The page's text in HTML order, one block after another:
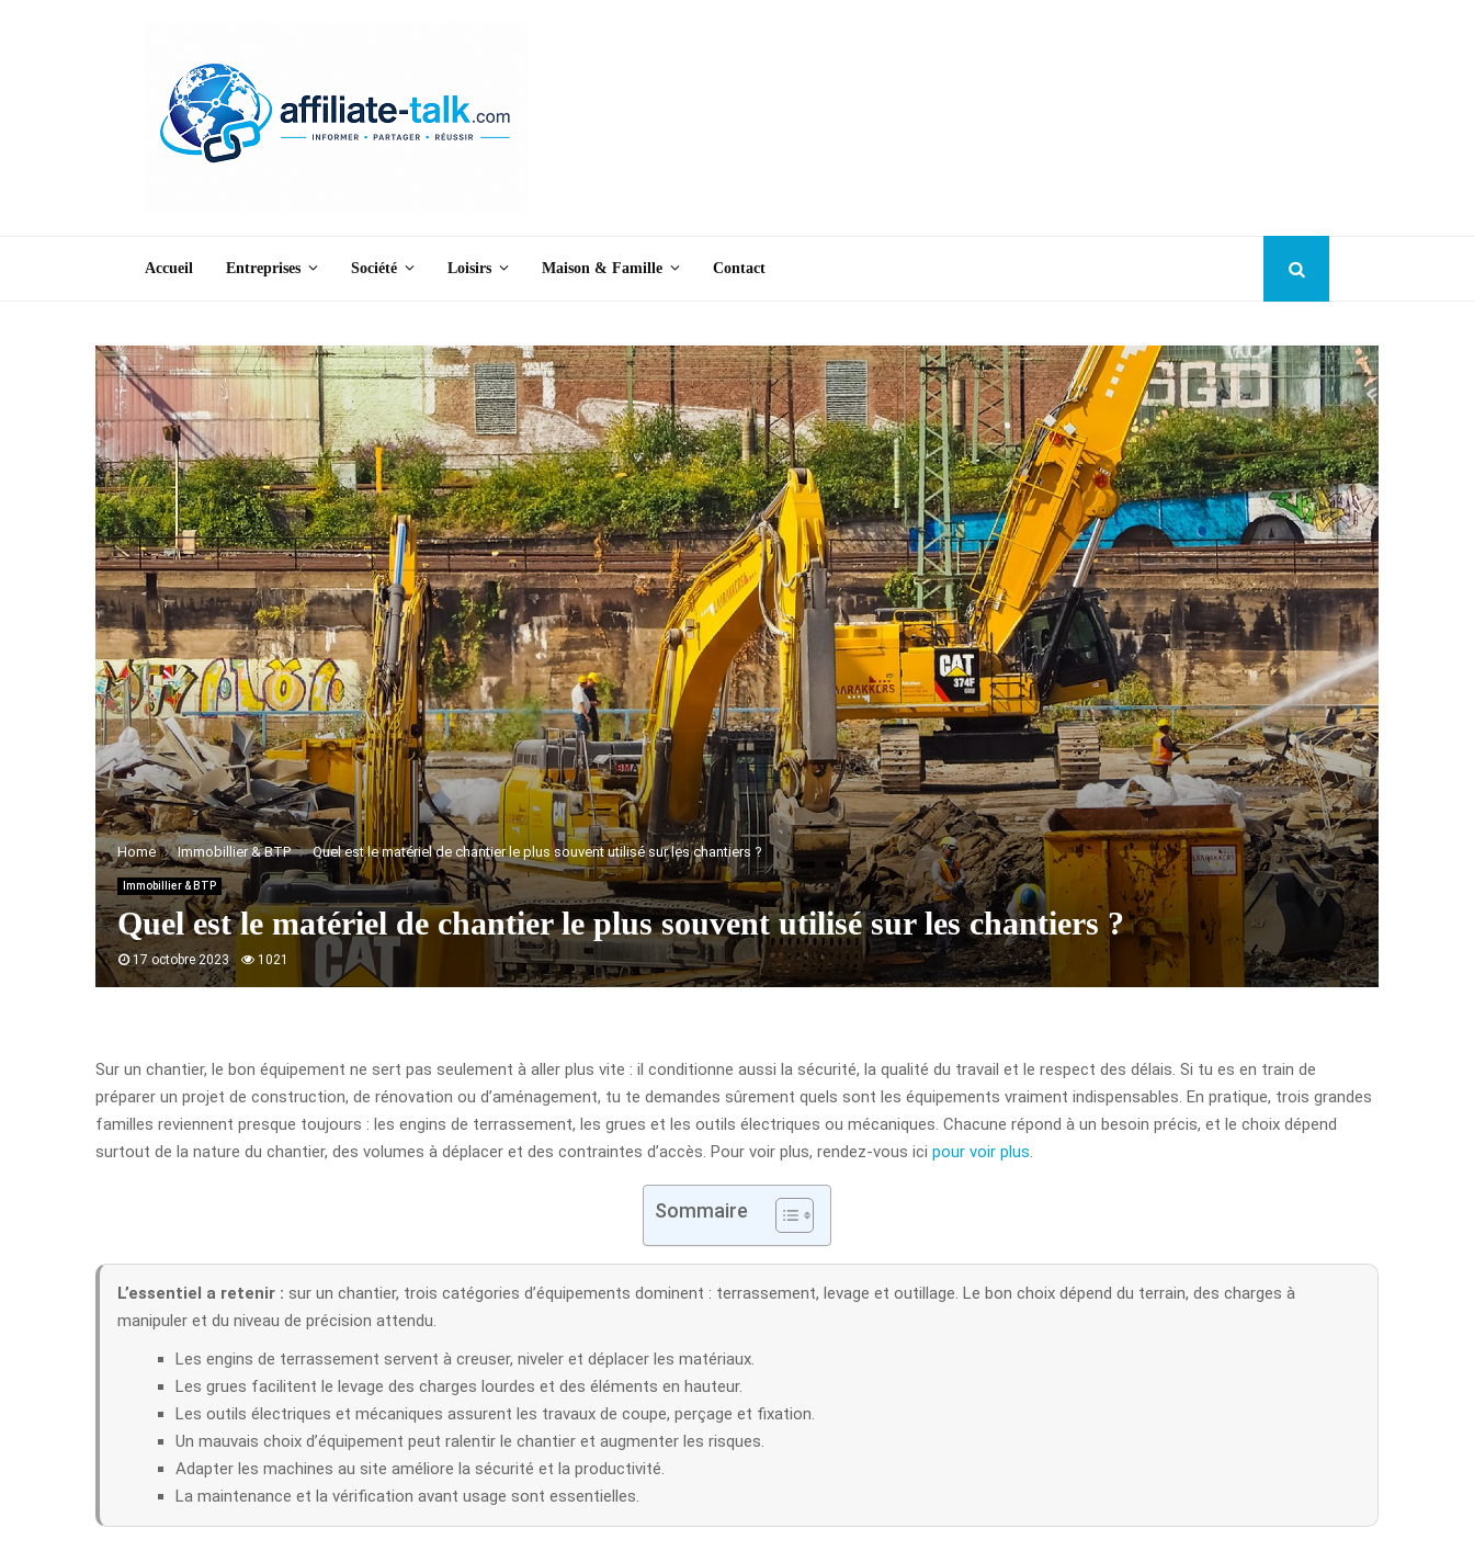
Accueil Entreprises Société Loisirs Maison & Famille Contact
Home Immobillier & BTP Quel est le matériel de chantier le plus souvent utilisé sur les chantiers ?
Immobillier & BTP
Quel est le matériel de chantier le plus souvent utilisé sur les chantiers ?
17 octobre 2023 1021
Sur un chantier, le bon équipement ne sert pas seulement à aller plus vite : il conditionne aussi la sécurité, la qualité du travail et le respect des délais. Si tu es en train de
préparer un projet de construction, de rénovation ou d’aménagement, tu te demandes sûrement quels sont les équipements vraiment indispensables. En pratique, trois grandes
familles reviennent presque toujours : les engins de terrassement, les grues et les outils électriques ou mécaniques. Chacune répond à un besoin précis, et le choix dépend
surtout de la nature du chantier, des volumes à déplacer et des contraintes d’accès. Pour voir plus, rendez-vous ici pour voir plus
Sommaire
L’essentiel a retenir : sur un chantier, trois catégories d’équipements dominent : terrassement, levage et outillage. Le bon choix dépend du terrain, des charges à
manipuler et du niveau de précision attendu.
Les engins de terrassement servent à creuser, niveler et déplacer les matériaux.
Les grues facilitent le levage des charges lourdes et des éléments en hauteur.
Les outils électriques et mécaniques assurent les travaux de coupe, perçage et fixation.
Un mauvais choix d’équipement peut ralentir le chantier et augmenter les risques.
Adapter les machines au site améliore la sécurité et la productivité.
La maintenance et la vérification avant usage sont essentielles.